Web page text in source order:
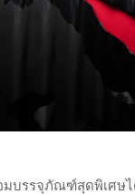
มบรรจุภัณฑ์สุดพิเศษ